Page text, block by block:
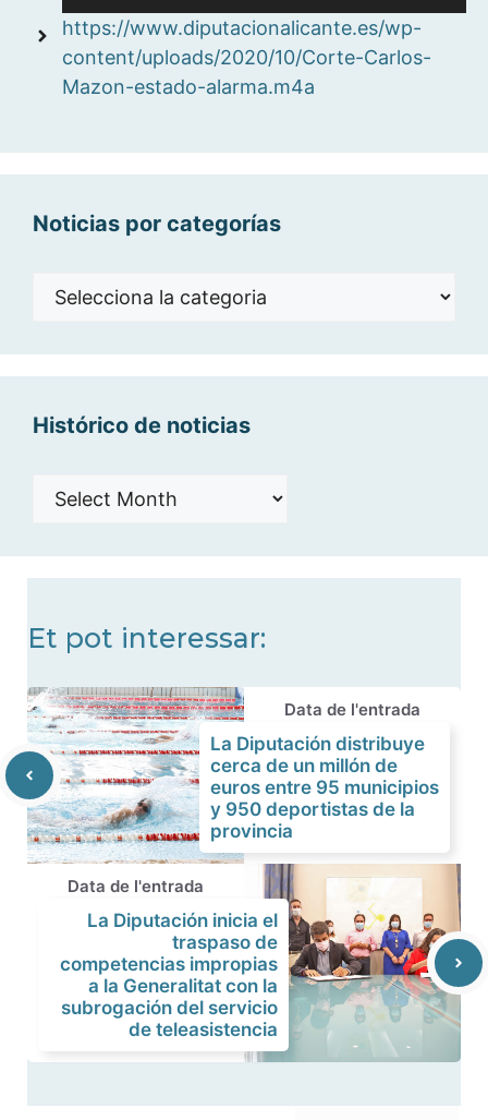
d'àudio
https://www.diputacionalicante.es/wp-
content/uploads/2020/10/Corte-Carlos-
Mazon-estado-alarma.m4a
Noticias por categorías
Noticias
Histórico de noticias
Histórico
Et pot interessar:
Data de l'entrada
La Diputación distribuye
cerca de un millón de
euros entre 95 municipios
y 950 deportistas de la
provincia
Data de l'entrada
La Diputación inicia el
traspaso de
competencias impropias
a la Generalitat con la
subrogación del servicio
de teleasistencia